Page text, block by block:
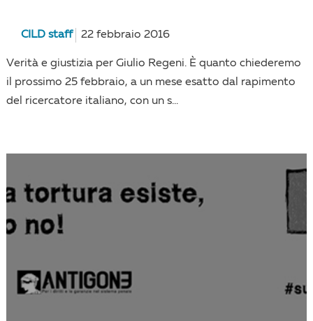
CILD staff 22 febbraio 2016
Verità e giustizia per Giulio Regeni. È quanto chiederemo
il prossimo 25 febbraio, a un mese esatto dal rapimento
del ricercatore italiano, con un s...